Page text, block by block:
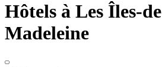
Hôtels à Les Îles-
Madeleine